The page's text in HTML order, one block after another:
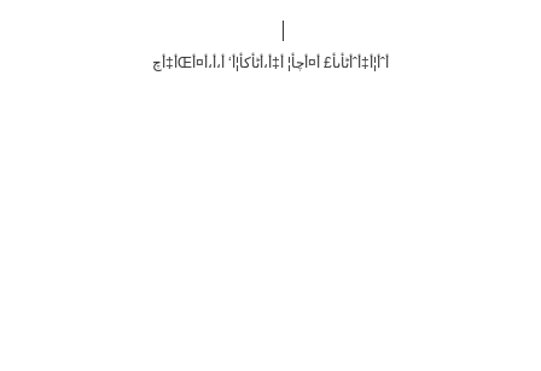
أˆأ¦أ‡أˆأٹأںأ£ أ¤أچأ¦ أ‡أ،أٹأکأ¦أ‘ أ،أ،أ¤أŒأ‡أچ